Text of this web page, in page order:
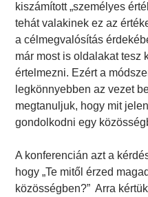
kiszámított „személyes
tehát valakinek ez az
a célmegvalósítás
már most is oldalakat tesz
értelmezni. Ezért a
legkönnyebben az vezet
megtanuljuk, hogy mit
gondolkodni egy
A konferencián azt a
hogy „Te mitől érzed
közösségben?” Arra